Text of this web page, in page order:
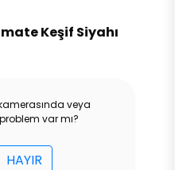
Keşif Siyahı
veya
var mı?
HAYIR